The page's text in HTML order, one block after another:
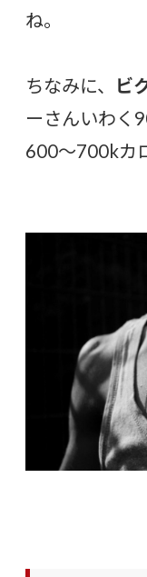
ね。
ちなみに、 ビ
ーさんいわく
600〜700kカ